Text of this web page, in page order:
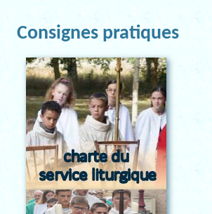
Consignes pratiques